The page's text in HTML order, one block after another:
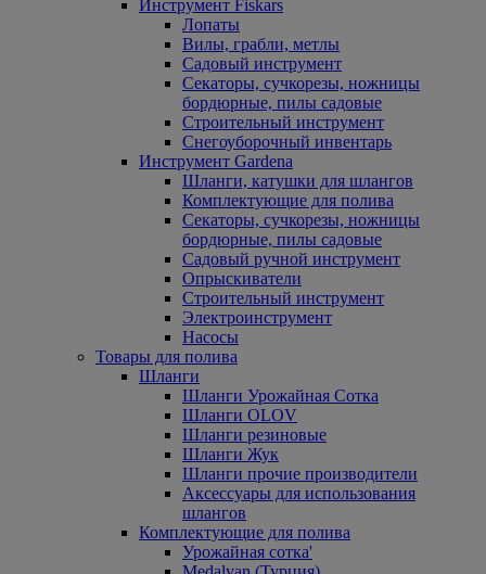
Инструмент Fiskars
Лопаты
Вилы, грабли, метлы
Садовый инструмент
Секаторы, сучкорезы, ножницы
бордюрные, пилы садовые
Строительный инструмент
Снегоуборочный инвентарь
Инструмент Gardena
Шланги, катушки для шлангов
Комплектующие для полива
Секаторы, сучкорезы, ножницы
бордюрные, пилы садовые
Садовый ручной инструмент
Опрыскиватели
Строительный инструмент
Электроинструмент
Насосы
Товары для полива
Шланги
Шланги Урожайная Сотка
Шланги OLOV
Шланги резиновые
Шланги Жук
Шланги прочие производители
Аксессуары для использования
шлангов
Комплектующие для полива
Урожайная сотка'